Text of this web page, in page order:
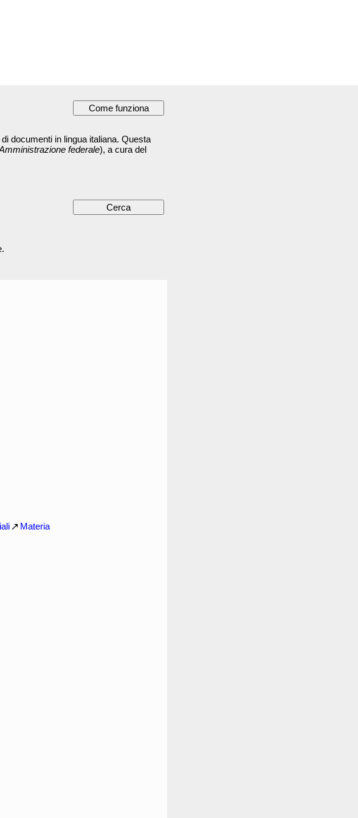
documenti in lingua italiana. Questa
federale), a cura del
Materia